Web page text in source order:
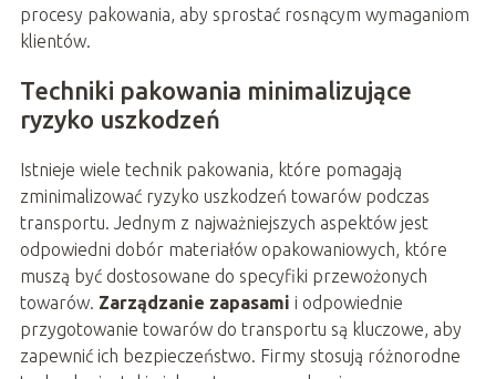
procesy pakowania, aby sprostać rosnącym wymaganiom
klientów.
Techniki pakowania minimalizujące
ryzyko uszkodzeń
Istnieje wiele technik pakowania, które pomagają
zminimalizować ryzyko uszkodzeń towarów podczas
transportu. Jednym z najważniejszych aspektów jest
odpowiedni dobór materiałów opakowaniowych, które
muszą być dostosowane do specyfiki przewożonych
towarów. Zarządzanie zapasami i odpowiednie
przygotowanie towarów do transportu są kluczowe, aby
zapewnić ich bezpieczeństwo. Firmy stosują różnorodne